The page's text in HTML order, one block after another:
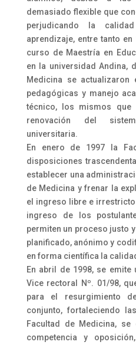
demasiado flexible que
perjudicando la
aprendizaje, entre tanto
curso de Maestría en
en la universidad Andina,
Medicina se actualizaron
pedagógicas y manejo
técnico, los mismos que
renovación del
universitaria.
En enero de 1997 la
disposiciones
establecer una
de Medicina y frenar la
el ingreso libre e
ingreso de los
permiten un proceso justo
planificado, anónimo y
en forma científica la
En abril de 1998, se
Vice rectoral Nº. 01/98,
para el resurgimiento
conjunto, fortaleciendo
Facultad de Medicina,
competencia y